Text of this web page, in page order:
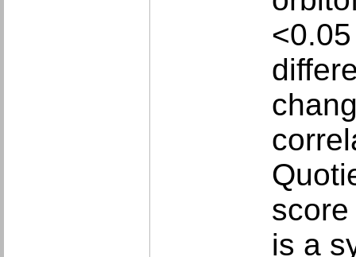
is a